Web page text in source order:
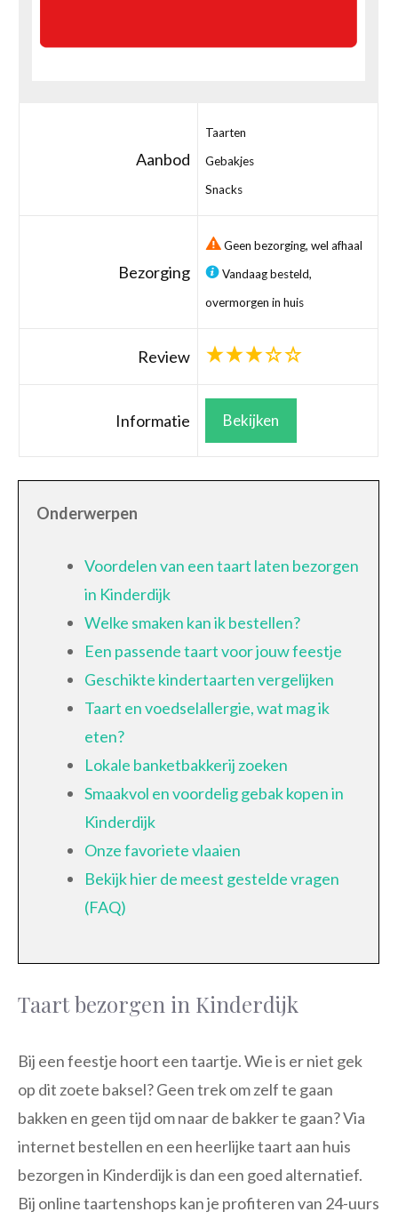
Aanbod
Taarten
Gebakjes
Snacks
Bezorging
Geen bezorging, wel afhaal
Vandaag besteld,
overmorgen in huis
Review
Informatie Bekijken
Onderwerpen
Voordelen van een taart laten bezorgen
in Kinderdijk
Welke smaken kan ik bestellen?
Een passende taart voor jouw feestje
Geschikte kindertaarten vergelijken
Taart en voedselallergie, wat mag ik
eten?
Lokale banketbakkerij zoeken
Smaakvol en voordelig gebak kopen in
Kinderdijk
Onze favoriete vlaaien
Bekijk hier de meest gestelde vragen
(FAQ)
Taart bezorgen in Kinderdijk
Bij een feestje hoort een taartje. Wie is er niet gek
op dit zoete baksel? Geen trek om zelf te gaan
bakken en geen tijd om naar de bakker te gaan? Via
internet bestellen en een heerlijke taart aan huis
bezorgen in Kinderdijk is dan een goed alternatief.
Bij online taartenshops kan je profiteren van 24-uurs